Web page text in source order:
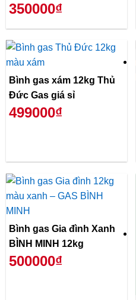
350000₫
Bình gas xám 12kg Thủ
Đức Gas giá sỉ
499000₫
Bình gas Gia đình Xanh
BÌNH MINH 12kg
500000₫